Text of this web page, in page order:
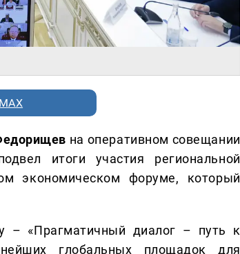
на оперативном совещании
итоги участия региональной
экономическом форуме, который
– «Прагматичный диалог – путь к
глобальных площадок для